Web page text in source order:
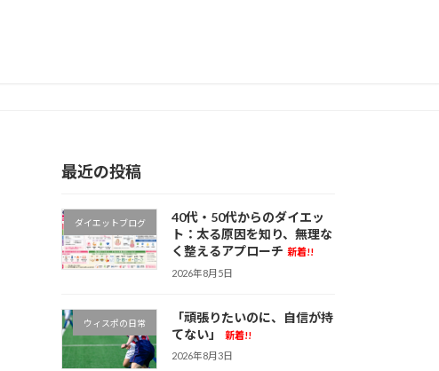
最近の投稿
ダイエットブログ
40代・50代からのダイエッ
ト：太る原因を知り、無理な
く整えるアプローチ 新着!!
2026年8月5日
ウィスポの日常
「頑張りたいのに、自信が持
てない」
新着!!
2026年8月3日